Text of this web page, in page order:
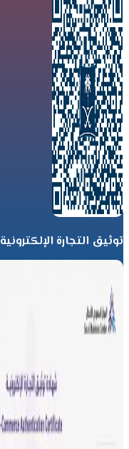
توثيق التجارة الإلكترونية